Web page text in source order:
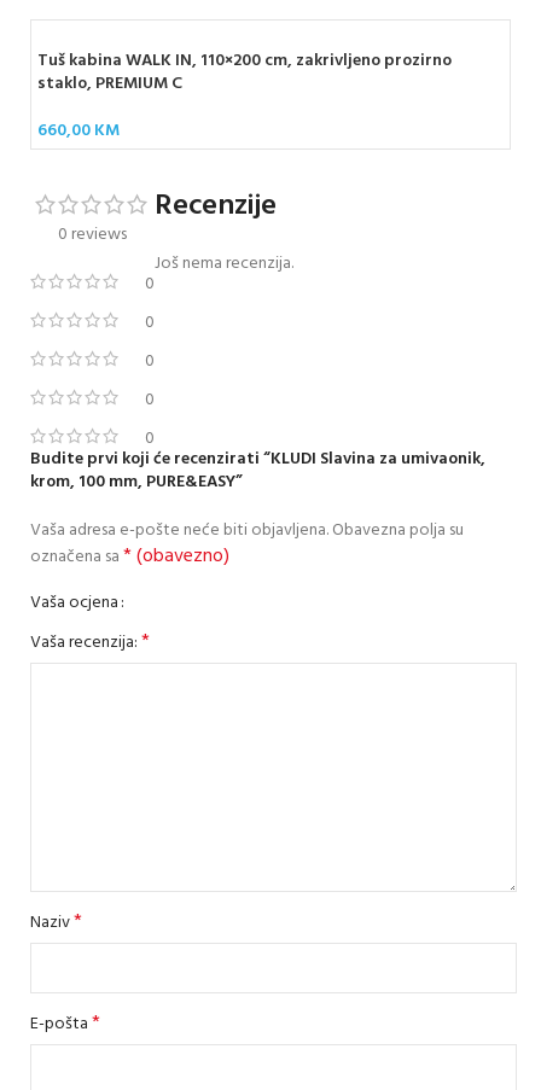
Tuš kabina WALK IN, 110×200 cm, zakrivljeno prozirno
staklo, PREMIUM C
660,00KM
0 reviews
0
0
0
0
0
Recenzije
Još nema recenzija.
Budite prvi koji će recenzirati “KLUDI Slavina za umivaonik,
krom, 100 mm, PURE&EASY”
Vaša adresa e-pošte neće biti objavljena.Obavezna polja su
označena sa* (obavezno)
Vaša ocjena
Vaša recenzija:*
Naziv*
E-pošta*